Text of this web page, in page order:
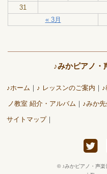
« 3月
31
♪みかピアノ・
♪ホーム ♪ レッスンのご案内
ノ教室 紹介・アルバム ♪みか
サイトマップ
© ♪みかピアノ・声